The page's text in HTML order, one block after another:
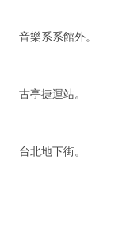
音樂系系館外。
古亭捷運站。
台北地下街。